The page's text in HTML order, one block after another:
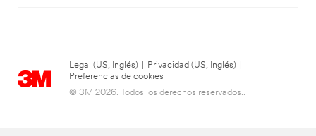
Legal (US, Inglés) Privacidad (US, Inglés)
Preferencias de cookies
© 3M 2026. Todos los derechos reservados..